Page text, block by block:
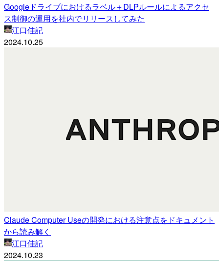
Googleドライブにおけるラベル＋DLPルールによるアクセ
ス制御の運用を社内でリリースしてみた
江口佳記
2024.10.25
Claude Computer Useの開発における注意点をドキュメント
から読み解く
江口佳記
2024.10.23